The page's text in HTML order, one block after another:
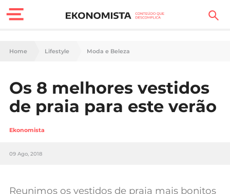
Finanças Pessoais
Carreira
Casa
Home Lifestyle Moda e Beleza
Os 8 melhores vestidos
de praia para este verão
Ekonomista
09 Ago, 2018
Reunimos os vestidos de praia mais bonitos